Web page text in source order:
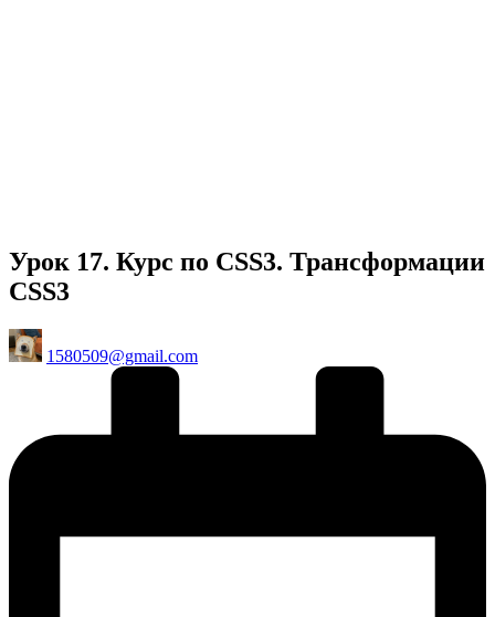
Урок 17. Курс по CSS3. Трансформации
CSS3
Posted
by
1580509@gmail.com